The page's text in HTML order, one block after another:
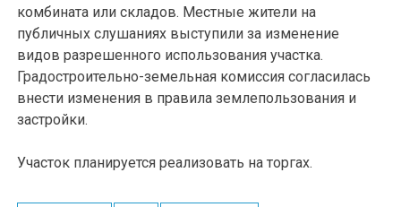
комбината или складов. Местные жители на
публичных слушаниях выступили за изменение
видов разрешенного использования участка.
Градостроительно-земельная комиссия согласилась
внести изменения в правила землепользования и
застройки.
Участок планируется реализовать на торгах.